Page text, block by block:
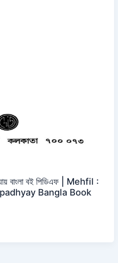
বাংলা বই পিডিএফ | Mehfil :
Bangla Book